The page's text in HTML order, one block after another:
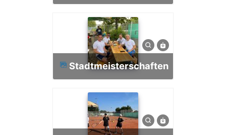
Stadtmeisterschaften